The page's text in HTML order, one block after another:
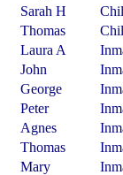
Sarah H
Thomas
Laura A
John
George
Peter
Agnes
Thomas
Mary